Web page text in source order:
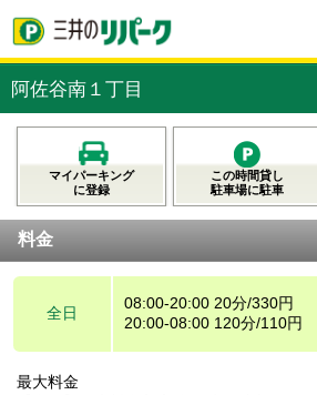
阿佐谷南１丁目
マイパーキング
に登録
この時間貸し
駐車場に駐車
料金
全日
08:00-20:00 20分/330円
20:00-08:00 120分/110円
最大料金